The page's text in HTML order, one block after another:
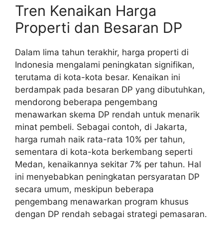
Tren Kenaikan Harga
Properti dan Besaran DP
Dalam lima tahun terakhir, harga properti di
Indonesia mengalami peningkatan signifikan,
terutama di kota-kota besar. Kenaikan ini
berdampak pada besaran DP yang dibutuhkan,
mendorong beberapa pengembang
menawarkan skema DP rendah untuk menarik
minat pembeli. Sebagai contoh, di Jakarta,
harga rumah naik rata-rata 10% per tahun,
sementara di kota-kota berkembang seperti
Medan, kenaikannya sekitar 7% per tahun. Hal
ini menyebabkan peningkatan persyaratan DP
secara umum, meskipun beberapa
pengembang menawarkan program khusus
dengan DP rendah sebagai strategi pemasaran.